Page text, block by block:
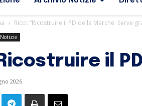
Ricci: “Ricostruire il PD delle Marche. Serve
il
2026